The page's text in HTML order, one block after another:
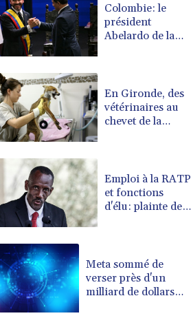
Colombie: le
président
Abelardo de la
En Gironde, des
vétérinaires au
chevet de la
Emploi à la RATP
et fonctions
d'élu: plainte de
Bagayoko
Meta sommé de
verser près d'un
milliard de dollars